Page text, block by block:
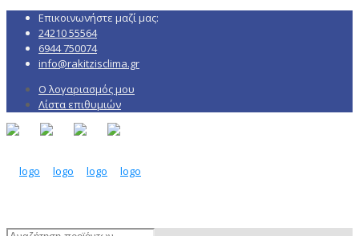
Επικοινωνήστε μαζί μας:
24210 55564
6944 750074
info@rakitzisclima.gr
Ο λογαριασμός μου
Λίστα επιθυμιών